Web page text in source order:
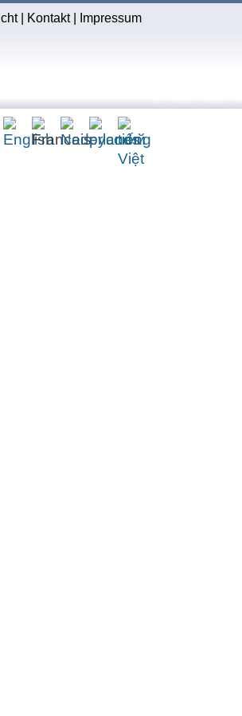
| Kontakt| Impressum